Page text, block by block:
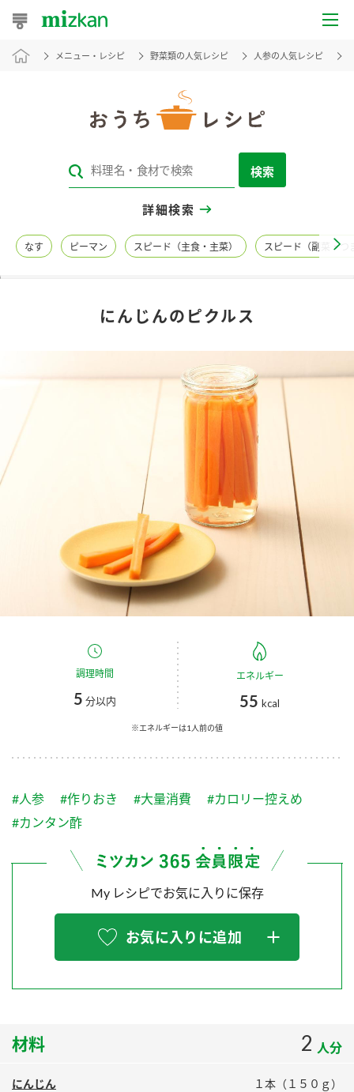
おうちレシピ
レシピカテゴリ一覧
レシピ名特集
調味酢
みりん風・料理酒
スープ 中華
ふりかけ おすしの素
炊き込みご飯の素 米飯用調味液
Fibee
新商品一覧
ブランド・スペシャルサイト
ブランド・スペシャルサイト トップ
商品ブランドサイト
Fibee（ファイビー）
くらしプラ酢
お酢ドリンク
つゆ
納豆のサイト
三ツ判山吹
スペシャルサイト
お酢を知ろう！
すしラボ
納豆の豆知識
企業情報
国内事業概要
企業理念
ミツカンの歴史
ミツカンを知る
環境への取り組み
MIM（ミツカンミュージアム）
お客様相談センター
お客様の声をいかしました
販売終了製品のご案内
よくあるご質問
ミツカン公式通販
メニュー・レシピ 野菜類の人気レシピ 人参の人気レシピ
検索
詳細検索
なす ピーマン スピード（主食・主菜） スピード（副菜・つ
にんじんのピクルス
調理時間
5 分以内
エネルギー
55 kcal
※エネルギーは1人前の値
#人参 #作りおき #大量消費
#カロリー控えめ
#カンタン酢
My レシピでお気に入りに保存
お気に入りに追加
材料 2 人分
にんじん １本（１５０ｇ）